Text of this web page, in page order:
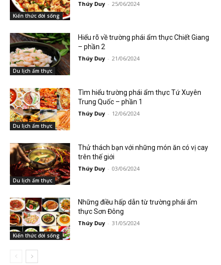
Kiến thức đời sống
Thúy Duy - 25/06/2024
Du lịch ẩm thực
Hiểu rõ về trường phái ẩm thực Chiết Giang
– phần 2
Thúy Duy - 21/06/2024
Du lịch ẩm thực
Tìm hiểu trường phái ẩm thực Tứ Xuyên
Trung Quốc – phần 1
Thúy Duy - 12/06/2024
Du lịch ẩm thực
Thử thách bạn với những món ăn có vị cay
trên thế giới
Thúy Duy - 03/06/2024
Kiến thức đời sống
Những điều hấp dẫn từ trường phái ẩm
thực Sơn Đông
Thúy Duy - 31/05/2024